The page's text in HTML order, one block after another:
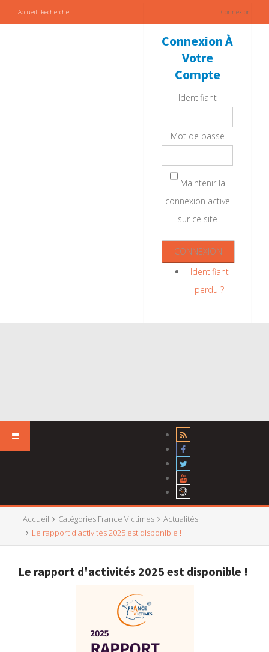
Accueil Recherche Connexion
Connexion À
Votre
Compte
Identifiant
Mot de passe
Maintenir la
connexion active
sur ce site
Identifiant
perdu ?
Accueil Catégories France Victimes
Actualités
Le rapport d'activités 2025 est disponible !
Le rapport d'activités 2025 est disponible !